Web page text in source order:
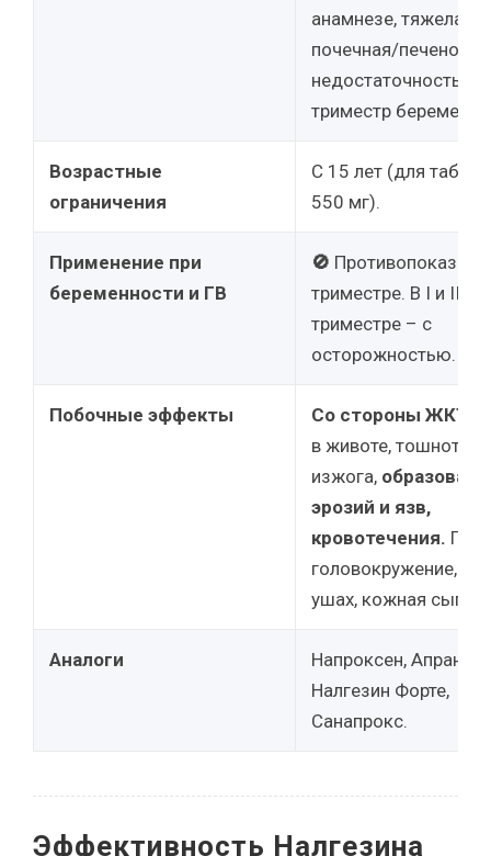
анамнезе, тяжелая
почечная/
недостаточность, III
триместр
Возрастные
ограничения
С 15 лет (для
550 мг).
Применение при
беременности и ГВ
🚫
триместре. В I и II
триместре – с
осторожностью.
Побочные эффекты Со стороны ЖКТ:
в животе, тошнота,
изжога,
эрозий и язв,
кровотечения.
головокружение,
ушах, кожная сыпь.
Аналоги
Напроксен,
Налгезин Форте,
Санапрокс.
Эффективность Налгезина